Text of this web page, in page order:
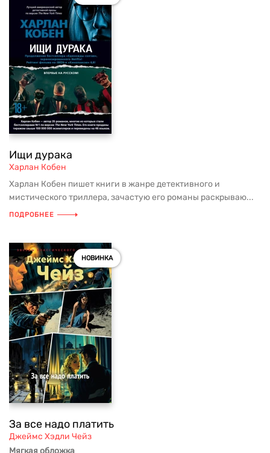
Ищи дурака
Харлан Кобен
Харлан Кобен пишет книги в жанре детективного и
мистического триллера, зачастую его романы раскрываю...
ПОДРОБНЕЕ
НОВИНКА
За все надо платить
Джеймс Хэдли Чейз
Мягкая обложка